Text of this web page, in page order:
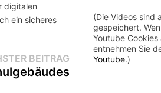
digitalen
ein sicheres
BEITRAGNächster
(Die Videos sind
gespeichert.
Youtube
entnehmen Sie
Youtube.)